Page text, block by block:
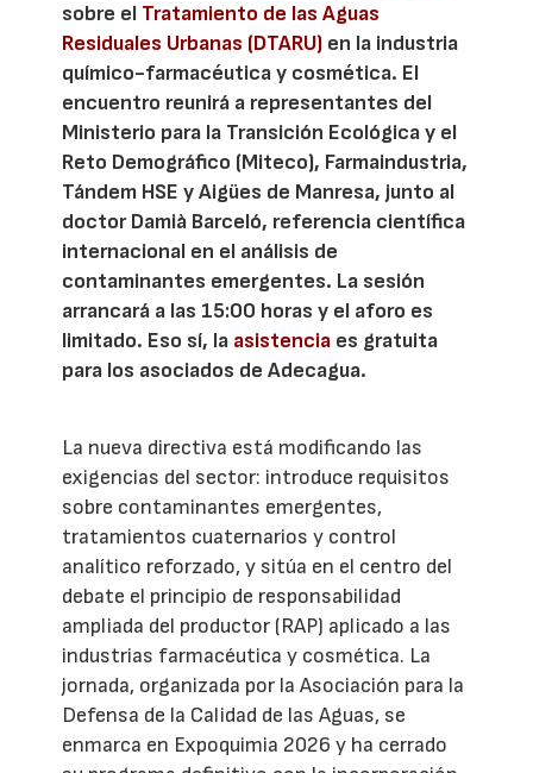
sobre el Tratamiento de las Aguas
Residuales Urbanas (DTARU) en la industria
químico-farmacéutica y cosmética. El
encuentro reunirá a representantes del
Ministerio para la Transición Ecológica y el
Reto Demográfico (Miteco), Farmaindustria,
Tándem HSE y Aigües de Manresa, junto al
doctor Damià Barceló, referencia científica
internacional en el análisis de
contaminantes emergentes. La sesión
arrancará a las 15:00 horas y el aforo es
limitado. Eso sí, la asistencia es gratuita
para los asociados de Adecagua.
La nueva directiva está modificando las
exigencias del sector: introduce requisitos
sobre contaminantes emergentes,
tratamientos cuaternarios y control
analítico reforzado, y sitúa en el centro del
debate el principio de responsabilidad
ampliada del productor (RAP) aplicado a las
industrias farmacéutica y cosmética. La
jornada, organizada por la Asociación para la
Defensa de la Calidad de las Aguas, se
enmarca en Expoquimia 2026 y ha cerrado